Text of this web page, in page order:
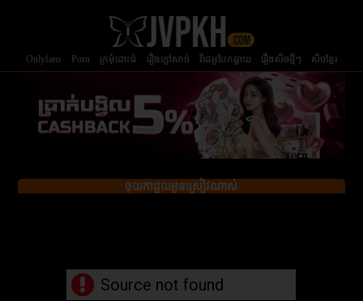
Onlyfans Porn ក្រមំុដោះធំ រឿងក្ដៅសាច់ វីដេអូបែកធ្លាយ រឿងសិចថ្មីៗ សិចខ្មែរ
ចុយកាដួយអូនស្រៀវណាស់
Source not found